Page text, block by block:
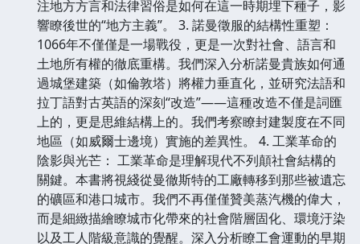
注地方方言和法律習俗是如何在這一時期埋下種子，影
響瞭後世的“地方主義”。 3. 諾曼徵服的結構性重塑：
1066年不僅僅是一場戰役，更是一次對社會、語言和
土地所有權的徹底重構。我們深入分析諾曼貴族如何通
過城堡建築（如倫敦塔）將權力垂直化，並研究法語和
拉丁語對古英語的深刻“改造”——這種改造不僅是詞匯
上的，更是思維結構上的。我們考察瞭封建製度在不同
地區（如威爾士邊境）實施的差異性。 4. 工業革命的
陰影與光芒： 工業革命是理解現代不列顛社會結構的
關鍵。本書將視綫從曼徹斯特的工廠轉移到那些被遺忘
的礦區和港口城市。我們不再僅僅贊美蒸汽機的偉大，
而是細緻描繪瞭城市化帶來的社會階層固化、環境汙染
以及工人階級意識的覺醒。深入分析瞭工會運動的早期